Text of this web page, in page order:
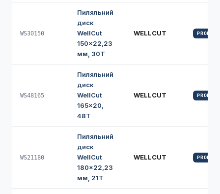
WS30150
Пиляльний
диск
WellCut
150×22,23
мм, 30Т
WELLCUT PROFI
WS48165
Пиляльний
диск
WellCut
165×20,
48Т
WELLCUT PROFI
WS21180
Пиляльний
диск
WellCut
180×22,23
мм, 21Т
WELLCUT PROFI